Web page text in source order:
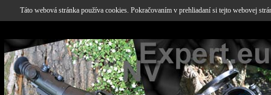
Táto webová stránka používa cookies. Pokračovaním v prehliadaní si tejto webovej